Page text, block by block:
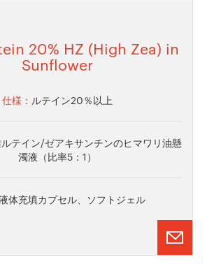
20% HZ (High Zea) in
Sunflower
仕様： ルテイン20％以上
テイン/ゼアキサンチンのヒマワリ油懸
濁液（比率5：1）
体充填カプセル、ソフトジェル